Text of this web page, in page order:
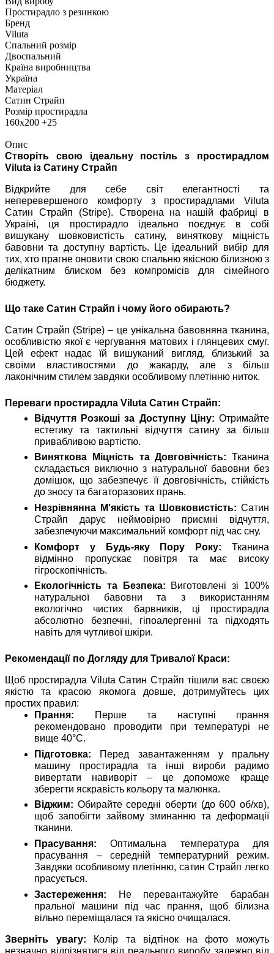
Простирадло з резинкою
Бренд
Viluta
Спальний розмір
Двоспальний
Країна виробництва
Україна
Матеріал
Сатин Страйп
Розмір простирадла
160х200 +25
Опис
Створіть свою ідеальну постіль з простирадлом
Viluta із Сатину Страйп
Відкрийте для себе світ елегантності та
неперевершеного комфорту з простирадлами Viluta
Сатин Страйп (Stripe). Створена на нашій фабриці в
Україні, ця простирадло ідеально поєднує в собі
вишукану шовковистість сатину, виняткову міцність
бавовни та доступну вартість. Це ідеальний вибір для
тих, хто прагне оновити свою спальню якісною білизною з
делікатним блиском без компромісів для сімейного
бюджету.
Що таке Сатин Страйп і чому його обирають?
Сатин Страйп (Stripe) – це унікальна бавовняна тканина,
особливістю якої є чергування матових і глянцевих смуг.
Цей ефект надає їй вишуканий вигляд, близький за
своїми властивостями до жакарду, але з більш
лаконічним стилем завдяки особливому плетінню ниток.
Переваги простирадла Viluta Сатин Страйп:
Відчуття Розкоші за Доступну Ціну: Отримайте
естетику та тактильні відчуття сатину за більш
привабливою вартістю.
Виняткова Міцність та Довговічність: Тканина
складається виключно з натуральної бавовни без
домішок, що забезпечує її довговічність, стійкість
до зносу та багаторазових прань.
Незрівнянна М'якість та Шовковистість: Сатин
Страйп дарує неймовірно приємні відчуття,
забезпечуючи максимальний комфорт під час сну.
Комфорт у Будь-яку Пору Року: Тканина
відмінно пропускає повітря та має високу
гігроскопічність.
Екологічність та Безпека: Виготовлені зі 100%
натуральної бавовни та з використанням
екологічно чистих барвників, ці простирадла
абсолютно безпечні, гіпоалергенні та підходять
навіть для чутливої шкіри.
Рекомендації по Догляду для Тривалої Краси:
Щоб простирадла Viluta Сатин Страйп тішили вас своєю
якістю та красою якомога довше, дотримуйтесь цих
простих правил:
Прання: Перше та наступні прання
рекомендовано проводити при температурі не
вище 40°C.
Підготовка: Перед завантаженням у пральну
машину простирадла та інші вироби радимо
вивертати навиворіт – це допоможе краще
зберегти яскравість кольору та малюнка.
Віджим: Обирайте середні оберти (до 600 об/хв),
щоб запобігти зайвому зминанню та деформації
тканини.
Прасування: Оптимальна температура для
прасування – середній температурний режим.
Завдяки особливому плетінню, сатин Страйп легко
прасується.
Застереження: Не перевантажуйте барабан
пральної машини під час прання, щоб білизна
вільно переміщалася та якісно очищалася.
Зверніть увагу: Колір та відтінок на фото можуть
незначно відрізнятися від реального виробу залежно від